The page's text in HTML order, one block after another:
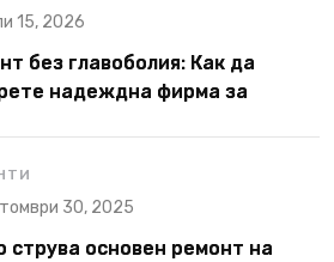
15, 2026
без главоболия: Как да
надеждна фирма за
30, 2025
струва основен ремонт на